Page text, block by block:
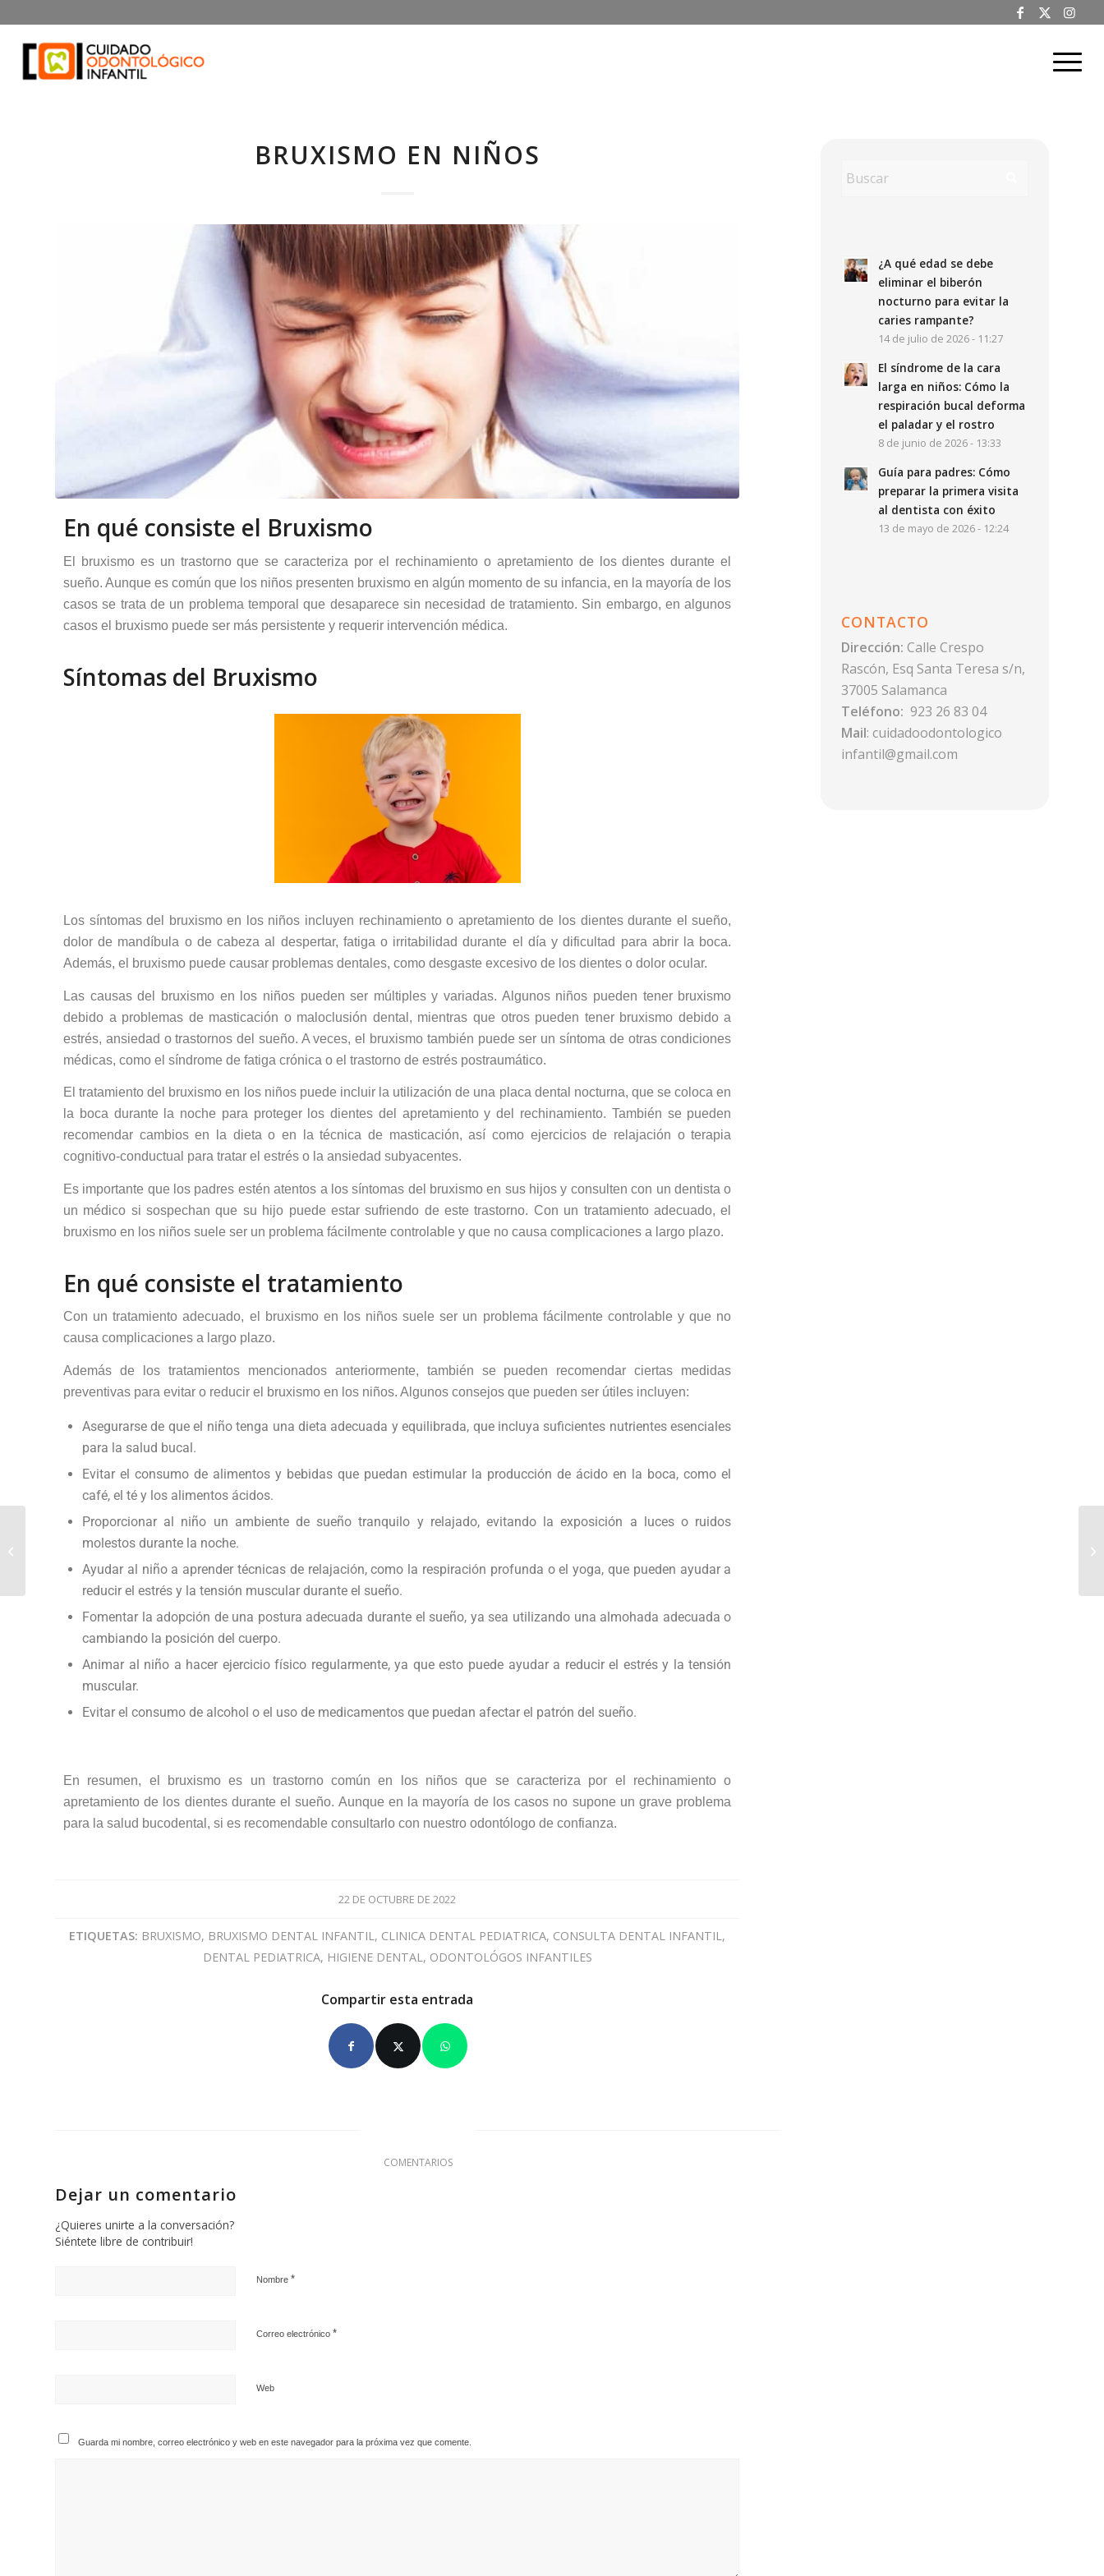
BRUXISMO EN NIÑOS
En qué consiste el Bruxismo
El bruxismo es un trastorno que se caracteriza por el rechinamiento o apretamiento de los dientes durante el
sueño. Aunque es común que los niños presenten bruxismo en algún momento de su infancia, en la mayoría de los
casos se trata de un problema temporal que desaparece sin necesidad de tratamiento. Sin embargo, en algunos
casos el bruxismo puede ser más persistente y requerir intervención médica.
Síntomas del Bruxismo
Los síntomas del bruxismo en los niños incluyen rechinamiento o apretamiento de los dientes durante el sueño,
dolor de mandíbula o de cabeza al despertar, fatiga o irritabilidad durante el día y dificultad para abrir la boca.
Además, el bruxismo puede causar problemas dentales, como desgaste excesivo de los dientes o dolor ocular.
Las causas del bruxismo en los niños pueden ser múltiples y variadas. Algunos niños pueden tener bruxismo
debido a problemas de masticación o maloclusión dental, mientras que otros pueden tener bruxismo debido a
estrés, ansiedad o trastornos del sueño. A veces, el bruxismo también puede ser un síntoma de otras condiciones
médicas, como el síndrome de fatiga crónica o el trastorno de estrés postraumático.
El tratamiento del bruxismo en los niños puede incluir la utilización de una placa dental nocturna, que se coloca en
la boca durante la noche para proteger los dientes del apretamiento y del rechinamiento. También se pueden
recomendar cambios en la dieta o en la técnica de masticación, así como ejercicios de relajación o terapia
cognitivo-conductual para tratar el estrés o la ansiedad subyacentes.
Es importante que los padres estén atentos a los síntomas del bruxismo en sus hijos y consulten con un dentista o
un médico si sospechan que su hijo puede estar sufriendo de este trastorno. Con un tratamiento adecuado, el
bruxismo en los niños suele ser un problema fácilmente controlable y que no causa complicaciones a largo plazo.
En qué consiste el tratamiento
Con un tratamiento adecuado, el bruxismo en los niños suele ser un problema fácilmente controlable y que no
causa complicaciones a largo plazo.
Además de los tratamientos mencionados anteriormente, también se pueden recomendar ciertas medidas
preventivas para evitar o reducir el bruxismo en los niños. Algunos consejos que pueden ser útiles incluyen:
Asegurarse de que el niño tenga una dieta adecuada y equilibrada, que incluya suficientes nutrientes esenciales
para la salud bucal.
Evitar el consumo de alimentos y bebidas que puedan estimular la producción de ácido en la boca, como el
café, el té y los alimentos ácidos.
Proporcionar al niño un ambiente de sueño tranquilo y relajado, evitando la exposición a luces o ruidos
molestos durante la noche.
Ayudar al niño a aprender técnicas de relajación, como la respiración profunda o el yoga, que pueden ayudar a
reducir el estrés y la tensión muscular durante el sueño.
Fomentar la adopción de una postura adecuada durante el sueño, ya sea utilizando una almohada adecuada o
cambiando la posición del cuerpo.
Animar al niño a hacer ejercicio físico regularmente, ya que esto puede ayudar a reducir el estrés y la tensión
muscular.
Evitar el consumo de alcohol o el uso de medicamentos que puedan afectar el patrón del sueño.
En resumen, el bruxismo es un trastorno común en los niños que se caracteriza por el rechinamiento o
apretamiento de los dientes durante el sueño. Aunque en la mayoría de los casos no supone un grave problema
para la salud bucodental, si es recomendable consultarlo con nuestro odontólogo de confianza.
22 DE OCTUBRE DE 2022
ETIQUETAS: BRUXISMO, BRUXISMO DENTAL INFANTIL, CLINICA DENTAL PEDIATRICA, CONSULTA DENTAL INFANTIL,
DENTAL PEDIATRICA, HIGIENE DENTAL, ODONTOLÓGOS INFANTILES
Compartir esta entrada
COMENTARIOS
Dejar un comentario
¿Quieres unirte a la conversación?
Siéntete libre de contribuir!
Nombre *
Correo electrónico *
Web
Guarda mi nombre, correo electrónico y web en este navegador para la próxima vez que comente.
¿A qué edad se debe
eliminar el biberón
nocturno para evitar la
caries rampante?
14 de julio de 2026 - 11:27
El síndrome de la cara
larga en niños: Cómo la
respiración bucal deforma
el paladar y el rostro
8 de junio de 2026 - 13:33
Guía para padres: Cómo
preparar la primera visita
al dentista con éxito
13 de mayo de 2026 - 12:24
CONTACTO
Dirección: Calle Crespo
Rascón, Esq Santa Teresa s/n,
37005 Salamanca
Teléfono: 923 26 83 04
Mail:cuidadoodontologico
infantil@gmail.com
tratamiento dental en
odontopediatría